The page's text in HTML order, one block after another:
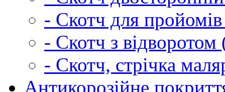
- Скотч для
- Скотч з відворотом
- Скотч, стрічка
Антикорозійне